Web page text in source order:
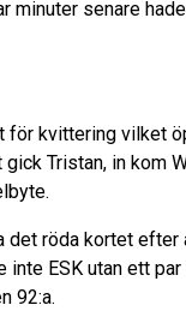
minuter senare
för kvittering vilket
Tristan, in kom
det röda kortet efter
inte ESK utan ett
92:a.